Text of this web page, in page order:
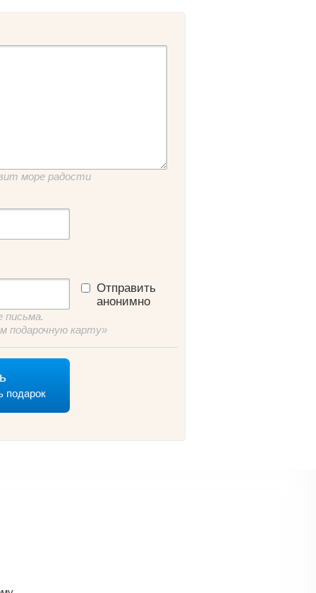
море радости
письма.
подарочную карту»
Отправить
анонимно
подарок